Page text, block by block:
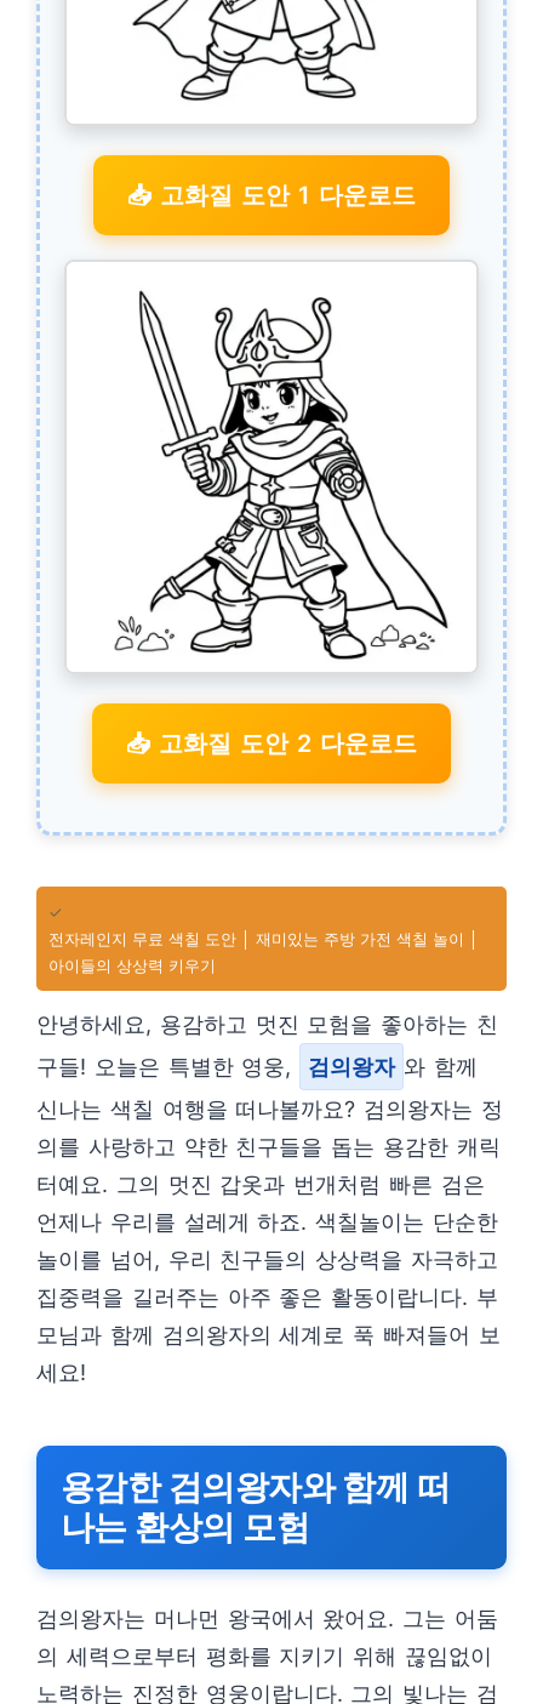
📥 고화질 도안 1 다운로드
📥 고화질 도안 2 다운로드
✓
전자레인지 무료 색칠 도안 │ 재미있는 주방 가전 색칠 놀이 │
아이들의 상상력 키우기
안녕하세요, 용감하고 멋진 모험을 좋아하는 친
구들! 오늘은 특별한 영웅,
검의왕자 와 함께
신나는 색칠 여행을 떠나볼까요? 검의왕자는 정
의를 사랑하고 약한 친구들을 돕는 용감한 캐릭
터예요. 그의 멋진 갑옷과 번개처럼 빠른 검은
언제나 우리를 설레게 하죠. 색칠놀이는 단순한
놀이를 넘어, 우리 친구들의 상상력을 자극하고
집중력을 길러주는 아주 좋은 활동이랍니다. 부
모님과 함께 검의왕자의 세계로 푹 빠져들어 보
세요!
용감한 검의왕자와 함께 떠
나는 환상의 모험
검의왕자는 머나먼 왕국에서 왔어요. 그는 어둠
의 세력으로부터 평화를 지키기 위해 끊임없이
노력하는 진정한 영웅이랍니다. 그의 빛나는 검